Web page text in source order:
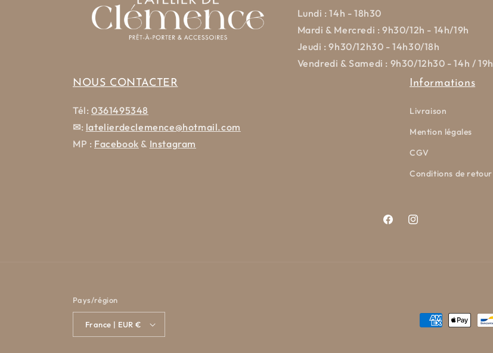
Lundi : 14h - 18h30
Mardi & Mercredi : 9h30/12h - 14h/19h
Jeudi : 9h30/12h30 - 14h30/18h
Vendredi & Samedi : 9h30/12h30 - 14h / 19h
NOUS CONTACTER
Tél:0361495348
✉: latelierdeclemence@hotmail.com
MP : Facebook & Instagram
Informations
Livraison
Mention légales
CGV
Conditions de retour
FacebookInstagram
Pays/région
France | EUR €
Moyens